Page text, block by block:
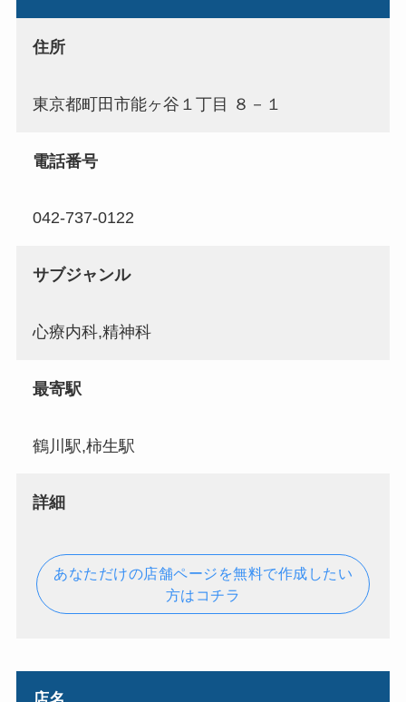
住所
東京都町田市能ヶ谷１丁目 ８－１
電話番号
042-737-0122
サブジャンル
心療内科,精神科
最寄駅
鶴川駅,柿生駅
詳細
あなただけの店舗ページを無料で作成したい
方はコチラ